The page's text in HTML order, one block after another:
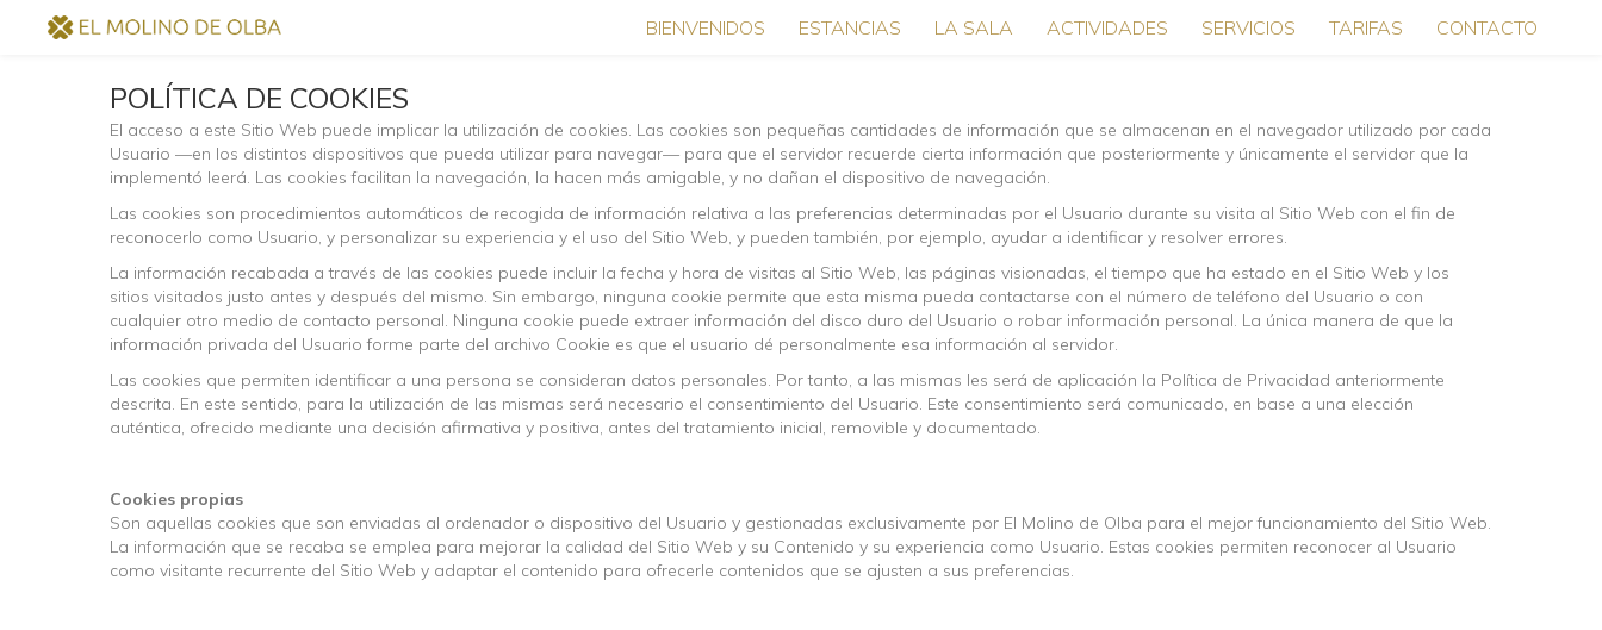
BIENVENIDOS ESTANCIAS LA SALA ACTIVIDADES SERVICIOS TARIFAS CONTACTO
POLÍTICA DE COOKIES
El acceso a este Sitio Web puede implicar la utilización de cookies. Las cookies son pequeñas cantidades de información que se almacenan en el navegador utilizado por cada
Usuario —en los distintos dispositivos que pueda utilizar para navegar— para que el servidor recuerde cierta información que posteriormente y únicamente el servidor que la
implementó leerá. Las cookies facilitan la navegación, la hacen más amigable, y no dañan el dispositivo de navegación.
Las cookies son procedimientos automáticos de recogida de información relativa a las preferencias determinadas por el Usuario durante su visita al Sitio Web con el fin de
reconocerlo como Usuario, y personalizar su experiencia y el uso del Sitio Web, y pueden también, por ejemplo, ayudar a identificar y resolver errores.
La información recabada a través de las cookies puede incluir la fecha y hora de visitas al Sitio Web, las páginas visionadas, el tiempo que ha estado en el Sitio Web y los
sitios visitados justo antes y después del mismo. Sin embargo, ninguna cookie permite que esta misma pueda contactarse con el número de teléfono del Usuario o con
cualquier otro medio de contacto personal. Ninguna cookie puede extraer información del disco duro del Usuario o robar información personal. La única manera de que la
información privada del Usuario forme parte del archivo Cookie es que el usuario dé personalmente esa información al servidor.
Las cookies que permiten identificar a una persona se consideran datos personales. Por tanto, a las mismas les será de aplicación la Política de Privacidad anteriormente
descrita. En este sentido, para la utilización de las mismas será necesario el consentimiento del Usuario. Este consentimiento será comunicado, en base a una elección
auténtica, ofrecido mediante una decisión afirmativa y positiva, antes del tratamiento inicial, removible y documentado.
Cookies propias
Son aquellas cookies que son enviadas al ordenador o dispositivo del Usuario y gestionadas exclusivamente por El Molino de Olba para el mejor funcionamiento del Sitio Web.
La información que se recaba se emplea para mejorar la calidad del Sitio Web y su Contenido y su experiencia como Usuario. Estas cookies permiten reconocer al Usuario
como visitante recurrente del Sitio Web y adaptar el contenido para ofrecerle contenidos que se ajusten a sus preferencias.